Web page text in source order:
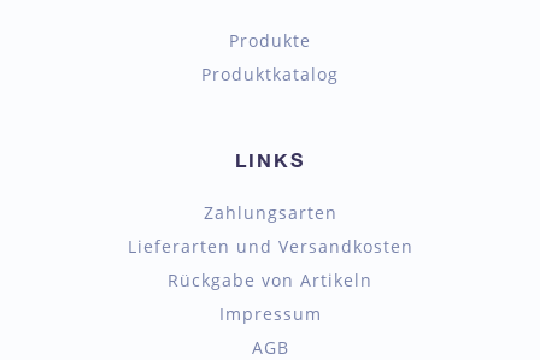
Produkte
Produktkatalog
LINKS
Zahlungsarten
Lieferarten und Versandkosten
Rückgabe von Artikeln
Impressum
AGB